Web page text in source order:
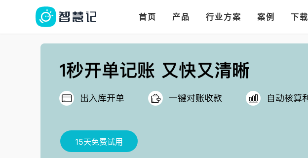
首页 产品
多语言、多币种、多汇率。
行业方案
多店多仓统管，调拨更高效 把你的店铺开进手机微信里
案例 下载
15天免费试用